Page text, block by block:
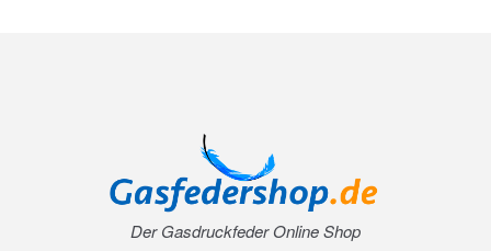
Der Gasdruckfeder Online Shop